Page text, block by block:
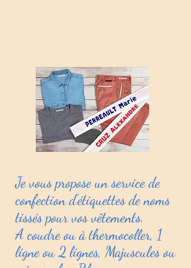
Je vous propose un service de
confection d'étiquettes de noms
tissés pour vos vêtements.
A coudre ou à thermocoller, 1
ligne ou 2 lignes, Majuscules ou